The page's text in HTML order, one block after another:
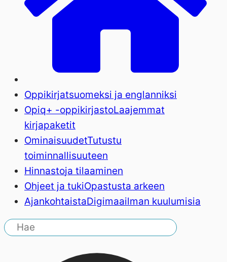
Oppikirjatsuomeksi ja englanniksi
Opiq+ -oppikirjastoLaajemmat
kirjapaketit
OminaisuudetTutustu
toiminnallisuuteen
Hinnastoja tilaaminen
Ohjeet ja tukiOpastusta arkeen
AjankohtaistaDigimaailman kuulumisia